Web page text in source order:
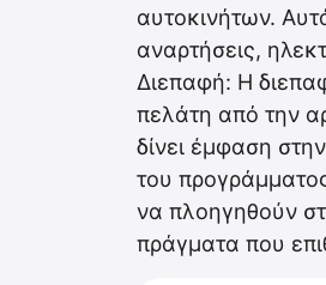
αυτοκινήτων.
αναρτήσεις,
Διεπαφή: Η
πελάτη από την
δίνει έμφαση
του
να πλοηγηθούν
πράγματα που